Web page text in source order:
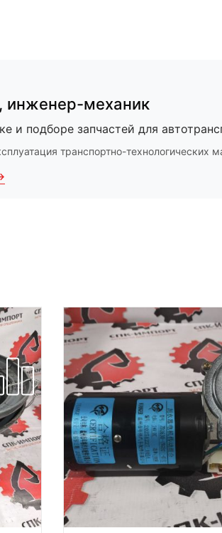
, инженер-механик
и подборе запчастей для
транспортно-технологических